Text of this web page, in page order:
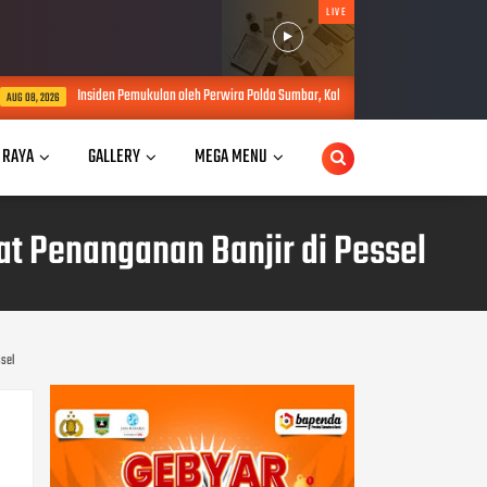
LIVE
oleh Perwira Polda Sumbar, Kabid Humas: Propam Segera Lakukan Penyelidikan
GALLERY MEGA MENU
Penanganan Banjir di Pessel